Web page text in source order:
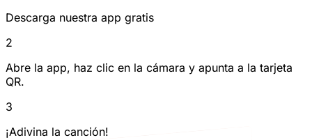
Descarga nuestra app gratis
2
Abre la app, haz clic en la cámara y apunta a la tarjeta
QR.
3
¡Adivina la canción!